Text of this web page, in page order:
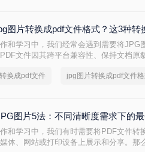
图片转换成pdf文件格式？这3种转
和学习中，我们经常会遇到需要将JPG
文件因其跨平台兼容性、保持文档原
的操作。那么怎么将jpg图片转换成pdf文
换成pdf文件 jpg图片转换成pdf文件
图片5法：不同清晰度需求下的最
和学习中，我们有时需要将PDF文件转
体、网站或打印设备上展示和分享。那